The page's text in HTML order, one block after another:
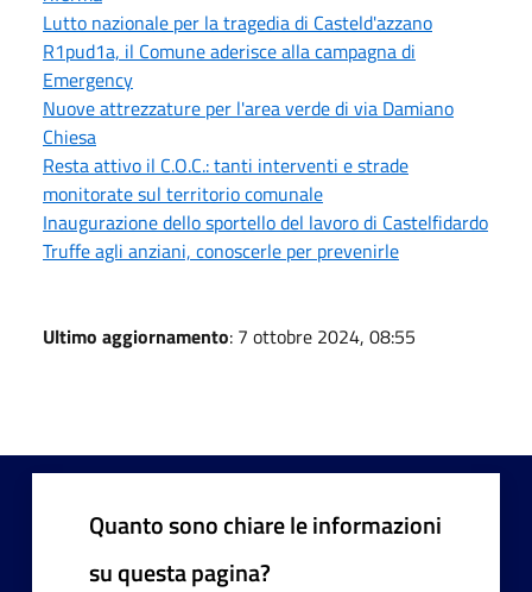
Lutto nazionale per la tragedia di Casteld'azzano
R1pud1a, il Comune aderisce alla campagna di
Emergency
Nuove attrezzature per l'area verde di via Damiano
Chiesa
Resta attivo il C.O.C.: tanti interventi e strade
monitorate sul territorio comunale
Inaugurazione dello sportello del lavoro di Castelfidardo
Truffe agli anziani, conoscerle per prevenirle
Ultimo aggiornamento: 7 ottobre 2024, 08:55
Quanto sono chiare le informazioni
su questa pagina?